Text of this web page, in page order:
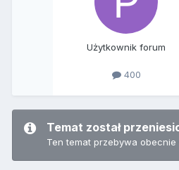
Użytkownik forum
400
Temat został
Ten temat przebywa